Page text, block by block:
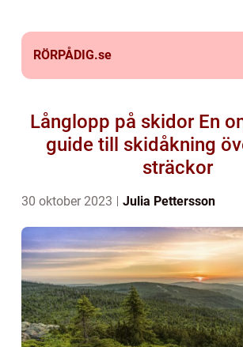
RÖRPÅDIG.se
Långlopp på skidor En
guide till skidåkning
sträckor
30 oktober 2023 Julia Pettersson